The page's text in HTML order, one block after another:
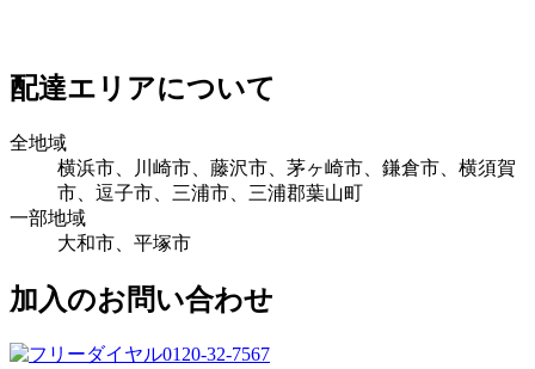
配達エリアについて
全地域
横浜市、川崎市、藤沢市、茅ヶ崎市、鎌倉市、横須賀
市、逗子市、三浦市、三浦郡葉山町
一部地域
大和市、平塚市
加入のお問い合わせ
0120-32-7567